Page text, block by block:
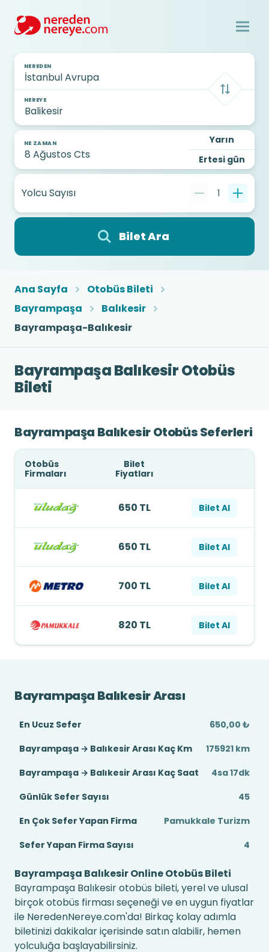
NEREDEN
NEREYE
NE ZAMAN
Yarın
Ertesi gün
Yolcu Sayısı 1
Bilet Ara
Ana Sayfa
Otobüs Bileti
Bayrampaşa
Balıkesir
Bayrampaşa-Balıkesir
Bayrampaşa Balıkesir Otobüs
Bileti
Bayrampaşa Balıkesir Otobüs Seferleri
Otobüs
Firmaları
Bilet
Fiyatları
650 TL Bilet Al
650 TL Bilet Al
700 TL Bilet Al
820 TL Bilet Al
Bayrampaşa Balıkesir Arası
En Ucuz Sefer
650,00 ₺
Bayrampaşa → Balıkesir Arası Kaç Km
175921 km
Bayrampaşa → Balıkesir Arası Kaç Saat
4sa 17dk
Günlük Sefer Sayısı
45
En Çok Sefer Yapan Firma
Pamukkale Turizm
Sefer Yapan Firma Sayısı
4
Bayrampaşa Balıkesir Online Otobüs Bileti
Bayrampaşa Balıkesir otobüs bileti, yerel ve ulusal
birçok otobüs firması seçeneği ve en uygun fiyatlar
ile NeredenNereye.com'da! Birkaç kolay adımla
biletinizi dakikalar içerisinde satın alabilir, hemen
yolculuğa başlayabilirsiniz.